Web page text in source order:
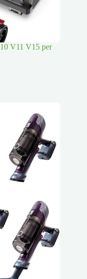
V11 V15 per